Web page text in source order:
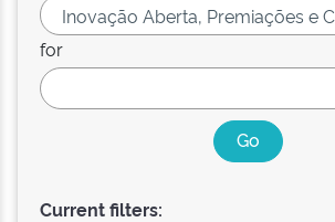
for
Current filters: